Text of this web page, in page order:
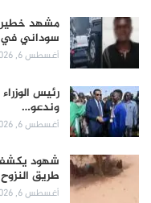
مشهد
سوداني في
أغسطس 6, 2026
رئيس
وندعو…
أغسطس 6, 2026
طريق
أغسطس 6, 2026